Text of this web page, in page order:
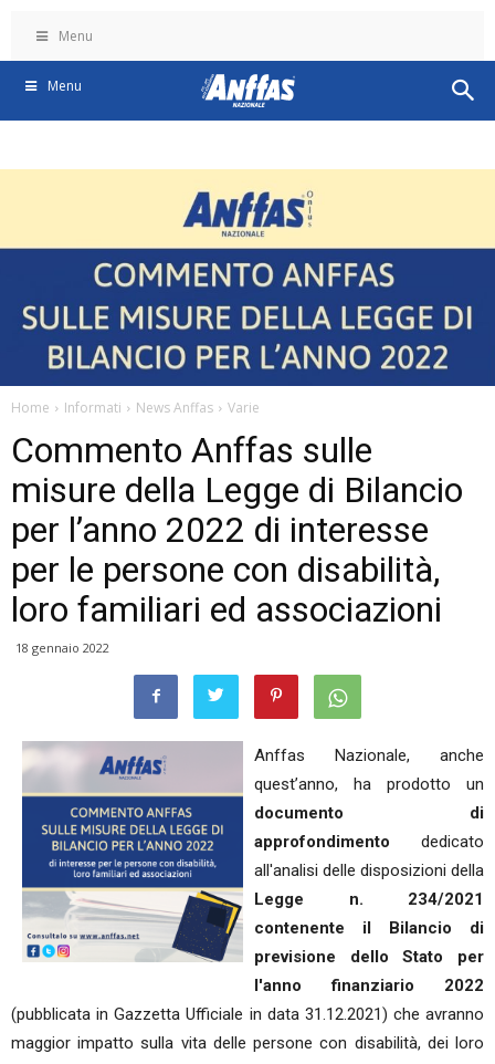
Menu
Menu
Home Informati News Anffas Varie
Commento Anffas sulle
misure della Legge di Bilancio
per l’anno 2022 di interesse
per le persone con disabilità,
loro familiari ed associazioni
18 gennaio 2022
Anffas Nazionale, anche
quest’anno, ha prodotto un
documento di
approfondimento dedicato
all'analisi delle disposizioni della
Legge n. 234/2021
contenente il Bilancio di
previsione dello Stato per
l'anno finanziario 2022
(pubblicata in Gazzetta Ufficiale in data 31.12.2021) che avranno
maggior impatto sulla vita delle persone con disabilità, dei loro